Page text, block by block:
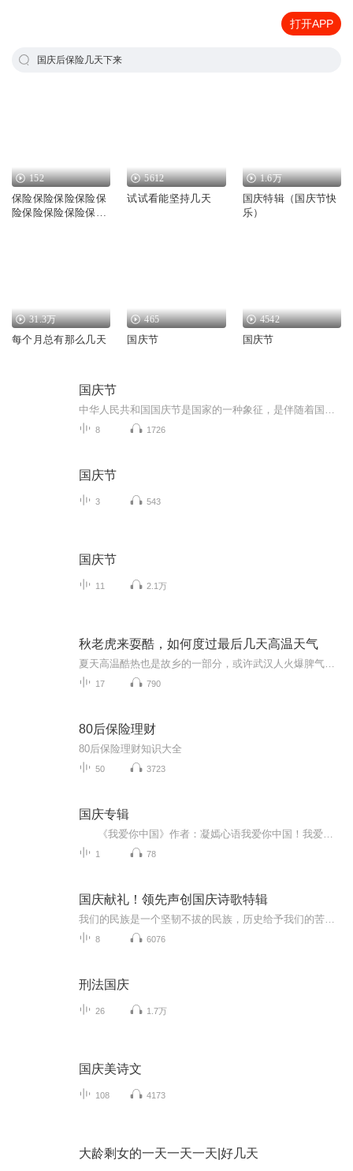
打开APP
国庆后保险几天下来
152
保险保险保险保险保
险保险保险保险保保
5612
试试看能坚持几天
1.6万
国庆特辑（国庆节快
乐）
31.3万
每个月总有那么几天
465
国庆节
4542
国庆节
国庆节
8 1726
国庆节
3 543
国庆节
11 2.1万
秋老虎来耍酷，如何度过最后几天高温天气
17 790
80后保险理财
80后保险理财知识大全
50 3723
国庆专辑
1 78
国庆献礼！领先声创国庆诗歌特辑
8 6076
刑法国庆
26 1.7万
国庆美诗文
108 4173
大龄剩女的一天一天一天|好几天